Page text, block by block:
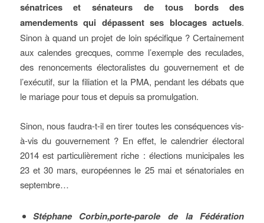
sénatrices et sénateurs de tous bords des
amendements qui dépassent ses blocages actuels.
Sinon à quand un projet de loin spécifique ? Certainement
aux calendes grecques, comme l’exemple des reculades,
des renoncements électoralistes du gouvernement et de
l’exécutif, sur la filiation et la PMA, pendant les débats que
le mariage pour tous et depuis sa promulgation.
Sinon, nous faudra-t-il en tirer toutes les conséquences vis-
à-vis du gouvernement ? En effet, le calendrier électoral
2014 est particulièrement riche : élections municipales les
23 et 30 mars, européennes le 25 mai et sénatoriales en
septembre…
Stéphane Corbin,porte-parole de la Fédération